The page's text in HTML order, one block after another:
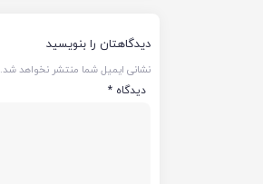
دیدگاهتان را بنویسید
نشانی ایمیل شما منتشر نخواهد شد.
دیدگاه *